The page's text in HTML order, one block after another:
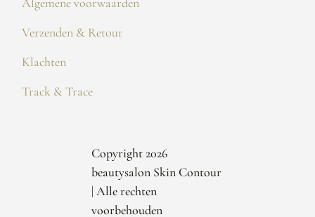
Verzenden & Retour
Klachten
Track & Trace
Copyright 2026
beautysalon Skin Contour
| Alle rechten
voorbehouden